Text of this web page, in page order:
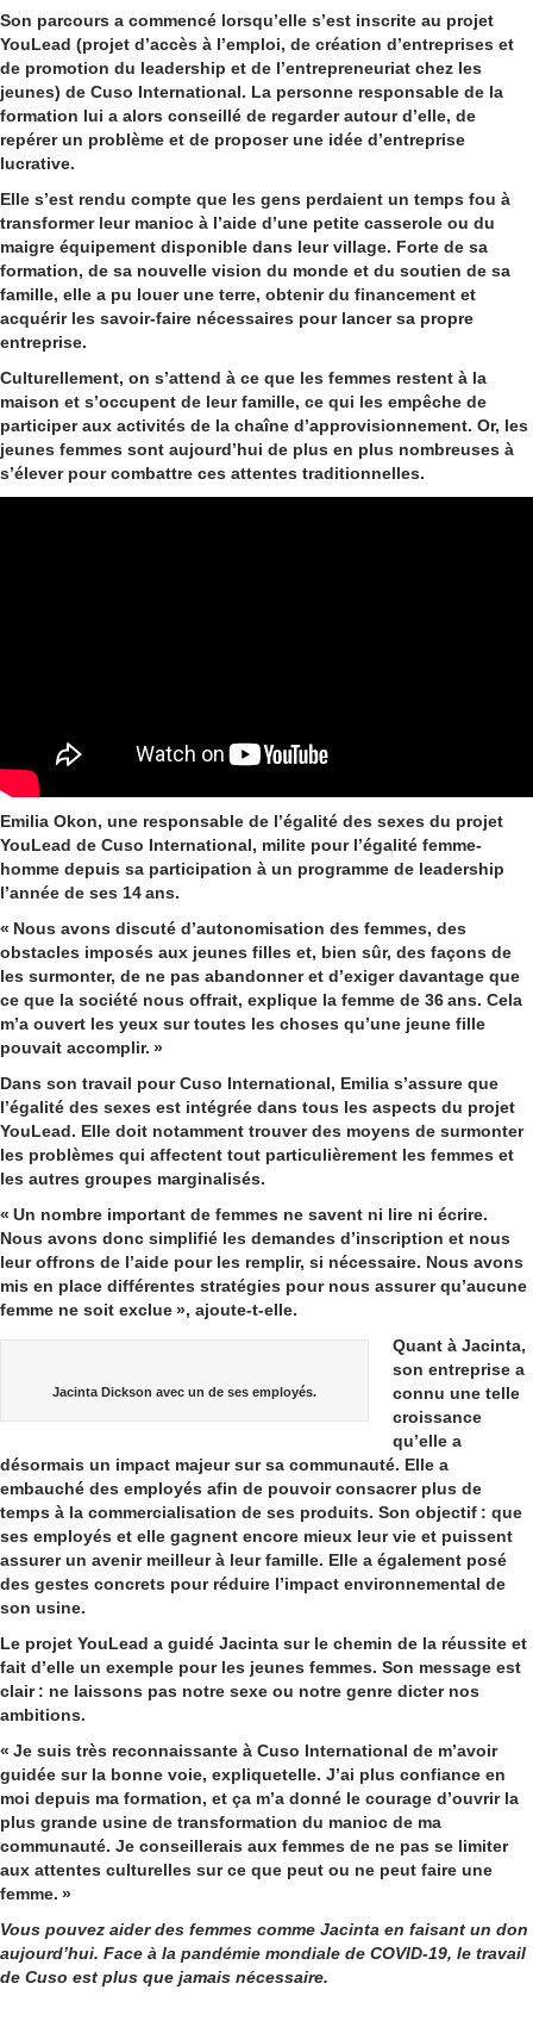
Son parcours a commencé lorsqu’elle s’est inscrite au projet
YouLead (projet d’accès à l’emploi, de création d’entreprises et
de promotion du leadership et de l’entrepreneuriat chez les
jeunes) de Cuso International. La personne responsable de la
formation lui a alors conseillé de regarder autour d’elle, de
repérer un problème et de proposer une idée d’entreprise
lucrative.
Elle s’est rendu compte que les gens perdaient un temps fou à
transformer leur manioc à l’aide d’une petite casserole ou du
maigre équipement disponible dans leur village. Forte de sa
formation, de sa nouvelle vision du monde et du soutien de sa
famille, elle a pu louer une terre, obtenir du financement et
acquérir les savoir-faire nécessaires pour lancer sa propre
entreprise.
Culturellement, on s’attend à ce que les femmes restent à la
maison et s’occupent de leur famille, ce qui les empêche de
participer aux activités de la chaîne d’approvisionnement. Or, les
jeunes femmes sont aujourd’hui de plus en plus nombreuses à
s’élever pour combattre ces attentes traditionnelles.
Emilia Okon, une responsable de l’égalité des sexes du projet
YouLead de Cuso International, milite pour l’égalité femme-
homme depuis sa participation à un programme de leadership
l’année de ses 14 ans.
« Nous avons discuté d’autonomisation des femmes, des
obstacles imposés aux jeunes filles et, bien sûr, des façons de
les surmonter, de ne pas abandonner et d’exiger davantage que
ce que la société nous offrait, explique la femme de 36 ans. Cela
m’a ouvert les yeux sur toutes les choses qu’une jeune fille
pouvait accomplir. »
Dans son travail pour Cuso International, Emilia s’assure que
l’égalité des sexes est intégrée dans tous les aspects du projet
YouLead. Elle doit notamment trouver des moyens de surmonter
les problèmes qui affectent tout particulièrement les femmes et
les autres groupes marginalisés.
« Un nombre important de femmes ne savent ni lire ni écrire.
Nous avons donc simplifié les demandes d’inscription et nous
leur offrons de l’aide pour les remplir, si nécessaire. Nous avons
mis en place différentes stratégies pour nous assurer qu’aucune
femme ne soit exclue», ajoute-t-elle.
Jacinta Dickson avec un de ses employés.
Quant à Jacinta,
son entreprise a
connu une telle
croissance
qu’elle a
désormais un impact majeur sur sa communauté. Elle a
embauché des employés afin de pouvoir consacrer plus de
temps à la commercialisation de ses produits. Son objectif : que
ses employés et elle gagnent encore mieux leur vie et puissent
assurer un avenir meilleur à leur famille. Elle a également posé
des gestes concrets pour réduire l’impact environnemental de
son usine.
Le projet YouLead a guidé Jacinta sur le chemin de la réussite et
fait d’elle un exemple pour les jeunes femmes. Son message est
clair : ne laissons pas notre sexe ou notre genre dicter nos
ambitions.
« Je suis très reconnaissante à Cuso International de m’avoir
guidée sur la bonne voie, expliquetelle. J’ai plus confiance en
moi depuis ma formation, et ça m’a donné le courage d’ouvrir la
plus grande usine de transformation du manioc de ma
communauté. Je conseillerais aux femmes de ne pas se limiter
aux attentes culturelles sur ce que peut ou ne peut faire une
femme. »
Vous pouvez aider des femmes comme Jacinta en faisant un don
aujourd’hui. Face à la pandémie mondiale de COVID-19, le travail
de Cuso est plus que jamais nécessaire.